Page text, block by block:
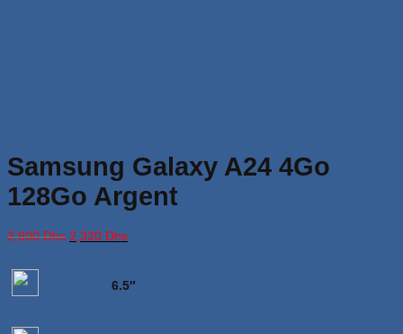
Samsung Galaxy A24 4Go
128Go Argent
2,600Dhs Le
2,600 Dhs.
2,320 DhsLe
est :
2,320 Dhs.
6.5″